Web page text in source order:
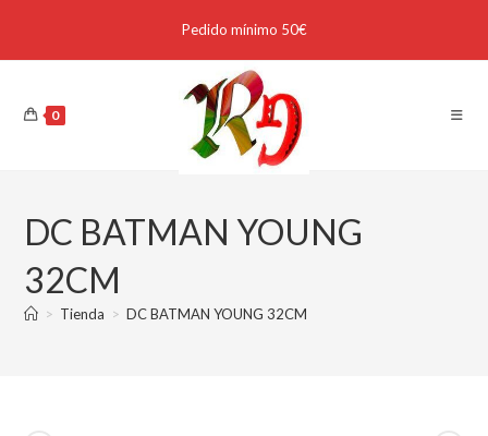
Pedido mínimo 50€
0
DC BATMAN YOUNG
32CM
> Tienda > DC BATMAN YOUNG 32CM